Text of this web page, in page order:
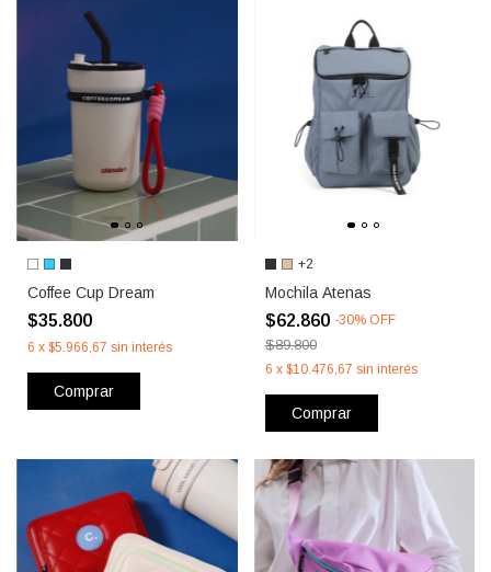
Coffee Cup Dream
$35.800
6 x $5.966,67 sin interés
Comprar
+2
Mochila Atenas
$62.860 -30% OFF
$89.800
6 x $10.476,67 sin interés
Comprar